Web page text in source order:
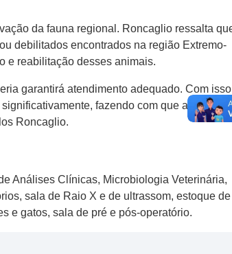
da fauna regional. Roncaglio ressalta
debilitados encontrados na região Extremo-
e reabilitação desses animais.
garantirá atendimento adequado. Com
fazendo com que a
Roncaglio.
Análises Clínicas, Microbiologia Veterinária,
sala de Raio X e de ultrassom, estoque de
e gatos, sala de pré e pós-operatório.